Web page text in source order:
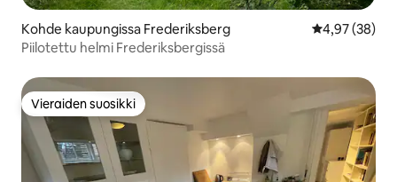
Kohde kaupungissa Frederiksberg
4,97 (38)
Piilotettu helmi Frederiksbergissä
Vieraiden suosikki
Vieraiden suosikki